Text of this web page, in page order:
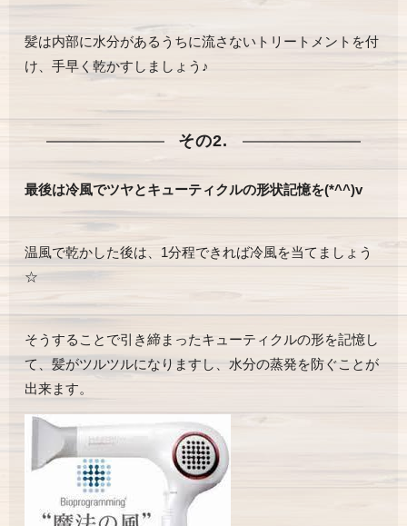
髪は内部に水分があるうちに流さないトリートメントを付
け、手早く乾かすしましょう♪
その2.
最後は冷風でツヤとキューティクルの形状記憶を(*^^)v
温風で乾かした後は、1分程できれば冷風を当てましょう
☆
そうすることで引き締まったキューティクルの形を記憶し
て、髪がツルツルになりますし、水分の蒸発を防ぐことが
出来ます。